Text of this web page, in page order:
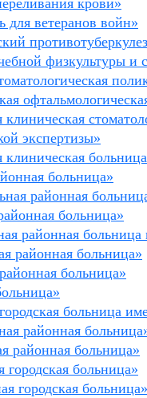
крови»
ветеранов войн»
физкультуры и
экспертизы»
больница»
районная
больница»
районная
районная больница»
больница»
больница
районная
районная больница»
больница»
городская больница»